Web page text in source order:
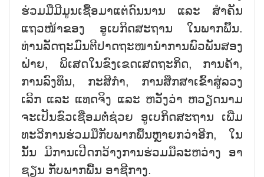
ຮ່ວມມືມີມູນເຊື້ອມາແຕ່ດົນນານ ແລະ ສຳຄັນ
ແຖວໜ້າຂອງ ອູເບກິດສະຖານ ໃນພາກພືິ້ນ.
ທ່ານລັດຖະມົນຕີປາດຖະໜານຳການພົວພັນສອງ
ຝ່າຍ, ພິເສດໃນຂົງເຂດເສດຖະກິດ, ການຄ້າ,
ການລົງທຶນ, ກະສິກຳ, ການສຶກສາເຂົ້າສູ່ລວງ
ເລິກ ແລະ ແທດຈິງ ແລະ ຫວັງວ່າ ຫວຽດນາມ
ຈະເປັນຂົວເຊື່ອມຕໍ່ຊ່ວຍ ອູເບກິດສະຖານ ເພີ່ມ
ທະວີການຮ່ວມມືກັບພາກພື້ນຫຼາຍກວ່າອີກ, ໃນ
ນັ້ນ ມີການເປີດກວ້າງການຮ່ວມມືລະຫວ່າງ ອາ
ຊຽນ ກັບພາກພື້ນ ອາຊີກາງ.